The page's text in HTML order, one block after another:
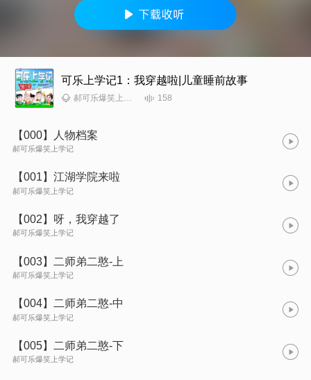
可乐上学记1：我穿越啦|儿童睡前故事
158
【000】人物档案
郝可乐爆笑上学记
【001】江湖学院来啦
郝可乐爆笑上学记
【002】呀，我穿越了
郝可乐爆笑上学记
【003】二师弟二憨-上
郝可乐爆笑上学记
【004】二师弟二憨-中
郝可乐爆笑上学记
【005】二师弟二憨-下
郝可乐爆笑上学记